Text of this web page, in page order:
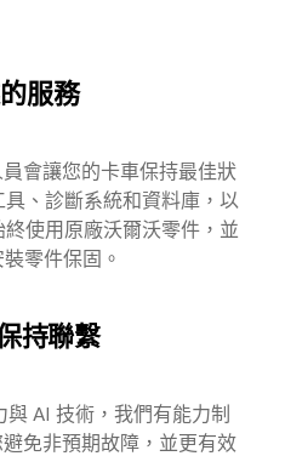
服務
會讓您的卡車保持最佳狀
、診斷系統和資料庫，以
使用原廠沃爾沃零件，並
零件保固。
持聯繫
AI 技術，我們有能力制
免非預期故障，並更有效